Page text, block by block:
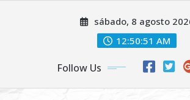
sábado, 8 agosto
12:50:52 AM
Follow Us